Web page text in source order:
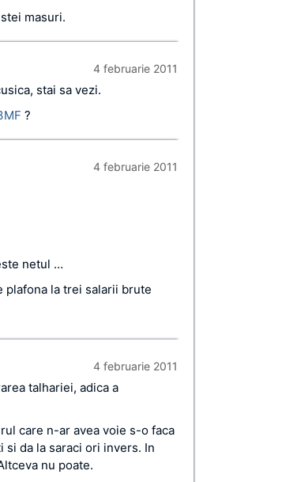
masuri.
4 februarie 2011
stai sa vezi.
?
4 februarie 2011
netul …
plafona la trei salarii brute
4 februarie 2011
talhariei, adica a
care n-ar avea voie s-o faca
si da la saraci ori invers. In
nu poate.